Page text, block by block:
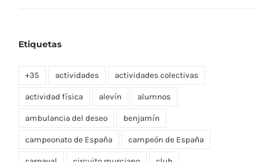
Etiquetas
+35 actividades actividades colectivas
actividad física alevín alumnos
ambulancia del deseo benjamín
campeonato de España campeón de España